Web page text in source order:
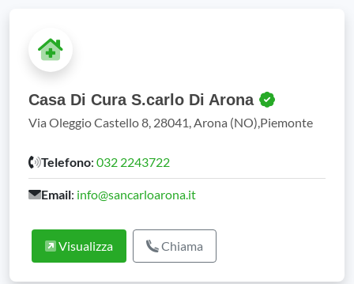
Casa Di Cura S.carlo Di Arona
Via Oleggio Castello 8, 28041, Arona (NO),Piemonte
Telefono: 032 2243722
Email: info@sancarloarona.it
Visualizza Chiama